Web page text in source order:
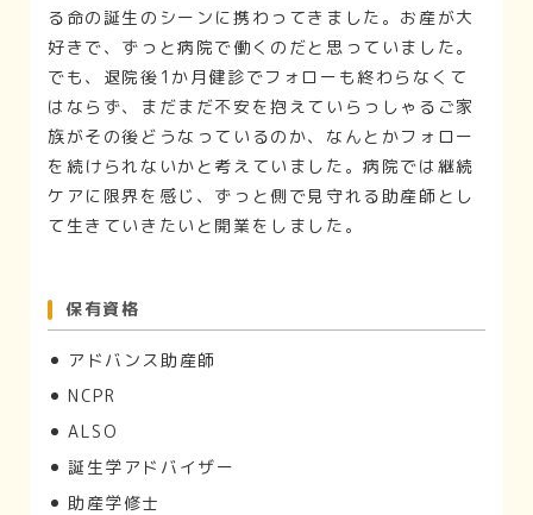
る命の誕生のシーンに携わってきました。お産が大
好きで、ずっと病院で働くのだと思っていました。
でも、退院後1か月健診でフォローも終わらなくて
はならず、まだまだ不安を抱えていらっしゃるご家
族がその後どうなっているのか、なんとかフォロー
を続けられないかと考えていました。病院では継続
ケアに限界を感じ、ずっと側で見守れる助産師とし
て生きていきたいと開業をしました。
保有資格
アドバンス助産師
NCPR
ALSO
誕生学アドバイザー
助産学修士